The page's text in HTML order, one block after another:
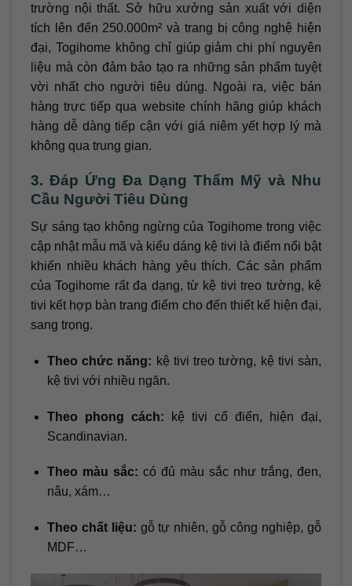
trường nội thất. Sở hữu xưởng sản xuất với diện
tích lên đến 250.000m² và trang bị công nghệ hiện
đại, Togihome không chỉ giúp giảm chi phí nguyên
liệu mà còn đảm bảo tạo ra những sản phẩm tuyệt
vời nhất cho người tiêu dùng. Ngoài ra, việc bán
hàng trực tiếp qua website chính hãng giúp khách
hàng dễ dàng tiếp cận với giá niêm yết hợp lý mà
không qua trung gian.
3. Đáp Ứng Đa Dạng Thẩm Mỹ và Nhu
Cầu Người Tiêu Dùng
Sự sáng tạo không ngừng của Togihome trong việc
cập nhật mẫu mã và kiểu dáng kệ tivi là điểm nổi bật
khiến nhiều khách hàng yêu thích. Các sản phẩm
của Togihome rất đa dạng, từ kệ tivi treo tường, kệ
tivi kết hợp bàn trang điểm cho đến thiết kế hiện đại,
sang trọng.
Theo chức năng: kệ tivi treo tường, kệ tivi sàn,
kệ tivi với nhiều ngăn.
Theo phong cách: kệ tivi cổ điển, hiện đại,
Scandinavian.
Theo màu sắc: có đủ màu sắc như trắng, đen,
nâu, xám…
Theo chất liệu: gỗ tự nhiên, gỗ công nghiệp, gỗ
MDF…